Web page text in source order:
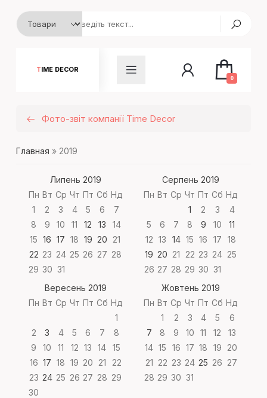
TIME DECOR
0
Фото-звіт компанії Time Decor
Главная » 2019
Липень 2019
Пн Вт Ср Чт Пт Сб Нд
1
2 3 4 5 6
7
8
9 10 11 12 13
14
15
16 17 18 19 20
21
22 23 24 25 26 27 28
29 30 31
Серпень 2019
Пн Вт Ср Чт Пт Сб Нд
1
2 3
4
5
6 7 8 9 10
11
12
13 14 15 16 17
18
19 20 21 22 23 24 25
26 27 28 29 30 31
Вересень 2019
Пн Вт Ср Чт Пт Сб Нд
1
2
3 4 5 6 7
8
9
10 11 12 13 14
15
16 17 18 19 20 21
22
23 24 25 26 27 28 29
30
Жовтень 2019
Пн Вт Ср Чт Пт Сб Нд
1
2 3 4 5
6
7
8 9 10 11 12
13
14 15 16 17 18 19
20
21 22 23 24 25 26 27
28 29 30 31